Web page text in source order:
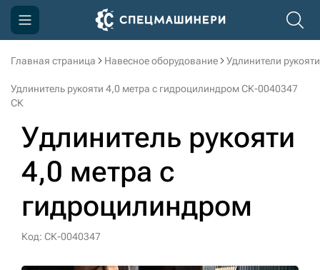
Главная страница Навесное оборудование Удлинители
Удлинитель рукояти 4,0 метра с гидроцилиндром СК-0040347
СК
Удлинитель рукояти
4,0 метра с
гидроцилиндром
Код: СК-0040347
Компания
Акции
Доставка и оплата
Информация
Контакты
3D тур по производству